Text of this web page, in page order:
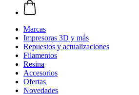
Marcas
Impresoras 3D y más
Repuestos y actualizaciones
Filamentos
Resina
Accesorios
Ofertas
Novedades